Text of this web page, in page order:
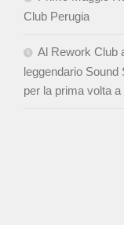
Club Perugia
Al Rework Club
leggendario
per la prima volta a